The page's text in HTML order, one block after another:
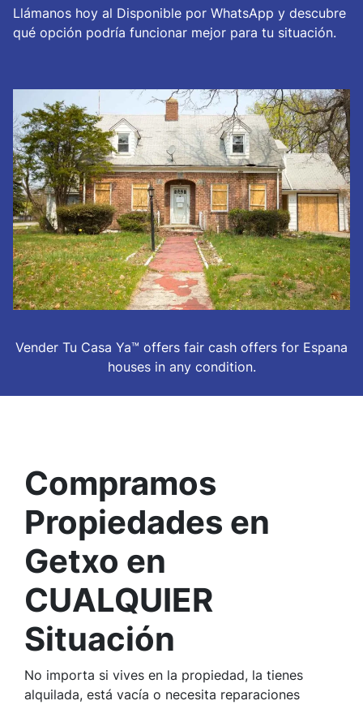
Llámanos hoy al Disponible por WhatsApp y descubre
qué opción podría funcionar mejor para tu situación.
Vender Tu Casa Ya™ offers fair cash offers for Espana
houses in anycondition.
Compramos
Propiedades en
Getxo en
CUALQUIER
Situación
No importa si vives en la propiedad, la tienes
alquilada, está vacía o necesita reparaciones